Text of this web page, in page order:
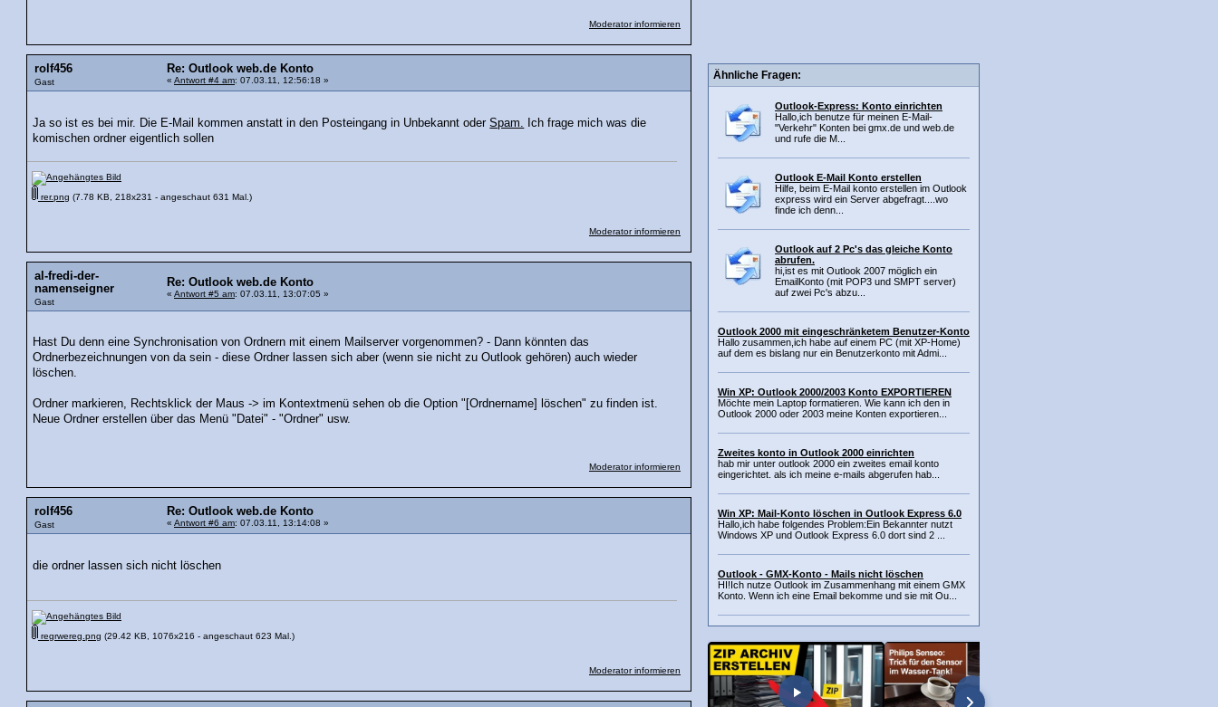
Moderator informieren
rolf456
Gast
Re: Outlook web.de Konto
« Antwort #4 am: 07.03.11, 12:56:18 »
Ja so ist es bei mir. Die E-Mail kommen anstatt in den Posteingang in Unbekannt oderSpam.
Ich frage mich was die
komischen ordner eigentlich sollen
rer.png (7.78 KB, 218x231 - angeschaut 631 Mal.)
Moderator informieren
al-fredi-der-
namenseigner
Gast
Re: Outlook web.de Konto
« Antwort #5 am: 07.03.11, 13:07:05 »
Hast Du denn eine Synchronisation von Ordnern mit einem Mailserver vorgenommen? - Dann könnten das
Ordnerbezeichnungen von da sein - diese Ordner lassen sich aber (wenn sie nicht zu Outlook gehören) auch wieder
löschen.
Ordner markieren, Rechtsklick der Maus -> im Kontextmenü sehen ob die Option "[Ordnername] löschen" zu finden ist.
Neue Ordner erstellen über das Menü "Datei" - "Ordner" usw.
Moderator informieren
rolf456
Gast
Re: Outlook web.de Konto
« Antwort #6 am: 07.03.11, 13:14:08 »
die ordner lassen sich nicht löschen
regrwereg.png (29.42 KB, 1076x216 - angeschaut 623 Mal.)
Moderator informieren
Ähnliche Fragen:
Outlook-Express: Konto einrichten
Hallo,ich benutze für meinen E-Mail-
"Verkehr" Konten bei gmx.de und web.de
und rufe die M...
Outlook E-Mail Konto erstellen
Hilfe, beim E-Mail konto erstellen im Outlook
express wird ein Server abgefragt....wo
finde ich denn...
Outlook auf 2 Pc's das gleiche Konto
abrufen.
hi,ist es mit Outlook 2007 möglich ein
EmailKonto (mit POP3 und SMPT server)
auf zwei Pc's abzu...
Outlook 2000 mit eingeschränketem Benutzer-Konto
Hallo zusammen,ich habe auf einem PC (mit XP-Home)
auf dem es bislang nur ein Benutzerkonto mit Admi...
Win XP: Outlook 2000/2003 Konto EXPORTIEREN
Möchte mein Laptop formatieren. Wie kann ich den in
Outlook 2000 oder 2003 meine Konten exportieren...
Zweites konto in Outlook 2000 einrichten
hab mir unter outlook 2000 ein zweites email konto
eingerichtet. als ich meine e-mails abgerufen hab...
Win XP: Mail-Konto löschen in Outlook Express 6.0
Hallo,ich habe folgendes Problem:Ein Bekannter nutzt
Windows XP und Outlook Express 6.0 dort sind 2 ...
Outlook - GMX-Konto - Mails nicht löschen
HI!Ich nutze Outlook im Zusammenhang mit einem GMX
Konto. Wenn ich eine Email bekomme und sie mit Ou...